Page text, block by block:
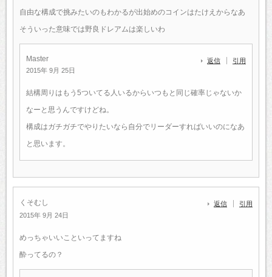
自由な構成で挑みたいのもわかるが出始めのコインはたけえからなあ
そういった意味では野良ドレアムは楽しいわ
Master
2015年 9月 25日
返信 引用
結構周りはもう5ついてる人いるからいつもと同じ確率じゃないか
なーと思うんですけどね。
構成はガチガチでやりたいなら自分でリーダーすればいいのになあ
と思います。
くそむし
2015年 9月 24日
返信 引用
めっちゃいいこといってますね
酔ってるの？